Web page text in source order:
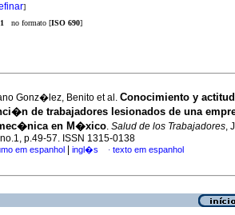
]
no formato [ISO 690]
Gonz�lez, Benito et al. Conocimiento y
de trabajadores lesionados de una
en M�xico. Salud de los Trabajadores,
p.49-57. ISSN 1315-0138
em espanhol ingl�s · texto em espanhol